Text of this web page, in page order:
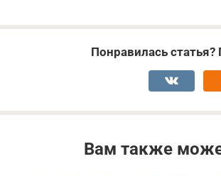
Понравилась
Вам также